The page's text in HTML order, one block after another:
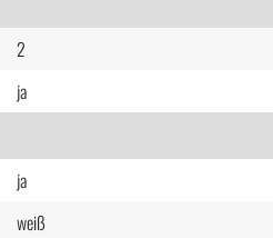
2
ja
ja
weiß